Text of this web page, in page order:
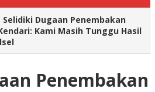
Selidiki Dugaan Penembakan
Kami Masih Tunggu Hasil
Penembakan